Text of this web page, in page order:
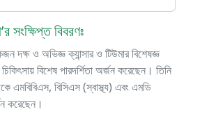
সংক্ষিপ্ত বিবরণঃ
দক্ষ ও অভিজ্ঞ ক্যান্সার ও টিউমার বিশেষজ্ঞ
বিশেষ পারদর্শিতা অর্জন করেছেন। তিনি
এমবিবিএস, বিসিএস (স্বাস্থ্য) এবং এমডি
করেছেন।